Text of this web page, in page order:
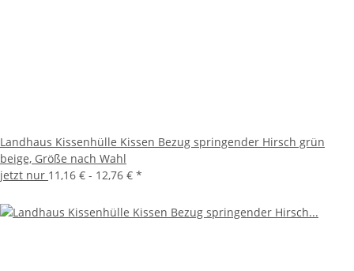
Landhaus Kissenhülle Kissen Bezug springender Hirsch grün
beige, Größe nach Wahl
jetzt nur 11,16 € - 12,76 € *